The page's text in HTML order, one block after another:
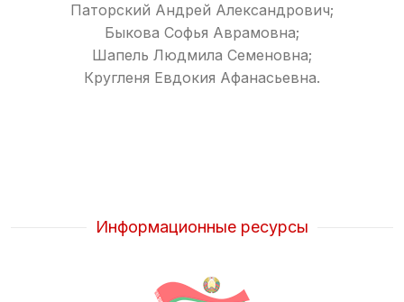
Паторский Андрей Александрович;
Быкова Софья Аврамовна;
Шапель Людмила Семеновна;
Кругленя Евдокия Афанасьевна.
Информационные ресурсы